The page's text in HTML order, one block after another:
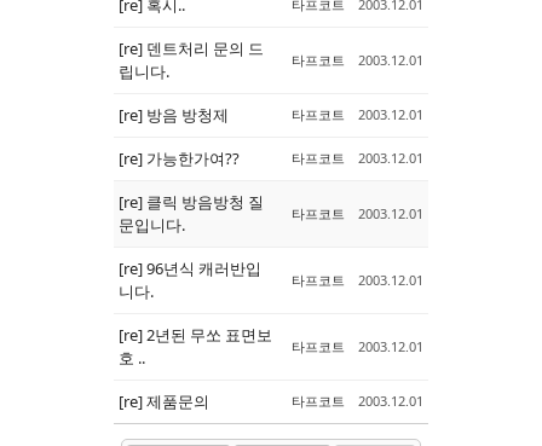
[re] 혹시.. 타프코트 2003.12.01
[re] 덴트처리 문의 드
립니다.
타프코트 2003.12.01
[re] 방음 방청제 타프코트 2003.12.01
[re] 가능한가여?? 타프코트 2003.12.01
[re] 클릭 방음방청 질
문입니다.
타프코트 2003.12.01
[re] 96년식 캐러반입
니다.
타프코트 2003.12.01
[re] 2년된 무쏘 표면보
호 ..
타프코트 2003.12.01
[re] 제품문의 타프코트 2003.12.01